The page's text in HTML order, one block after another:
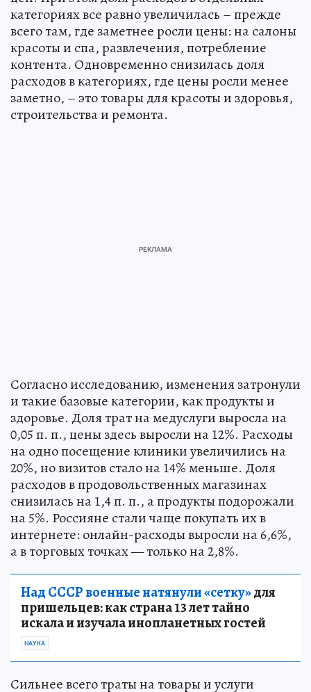
категориях все равно увеличилась – прежде
всего там, где заметнее росли цены: на салоны
красоты и спа, развлечения, потребление
контента. Одновременно снизилась доля
расходов в категориях, где цены росли менее
заметно, – это товары для красоты и здоровья,
строительства и ремонта.
Согласно исследованию, изменения затронули
и такие базовые категории, как продукты и
здоровье. Доля трат на медуслуги выросла на
0,05 п. п., цены здесь выросли на 12%. Расходы
на одно посещение клиники увеличились на
20%, но визитов стало на 14% меньше. Доля
расходов в продовольственных магазинах
снизилась на 1,4 п. п., а продукты подорожали
на 5%. Россияне стали чаще покупать их в
интернете: онлайн-расходы выросли на 6,6%,
а в торговых точках — только на 2,8%.
Над СССР военные натянули «сетку»для
пришельцев: как страна 13 лет тайно
искала и изучала инопланетных гостей
НАУКА
Сильнее всего траты на товары и услуги